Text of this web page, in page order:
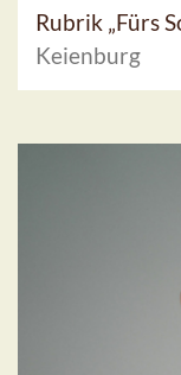
Rubrik „Fürs
Keienburg